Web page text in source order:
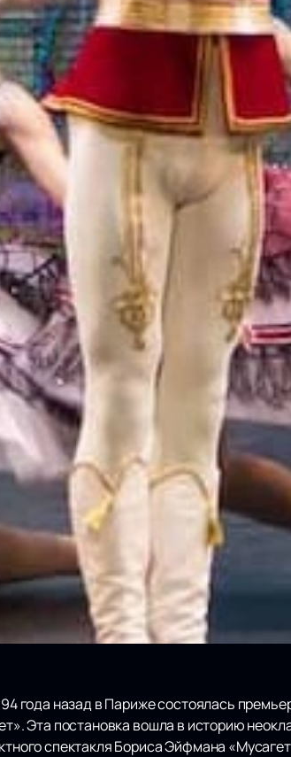
года назад в Париже состоялась
Эта постановка вошла в историю
спектакля Бориса Эйфмана